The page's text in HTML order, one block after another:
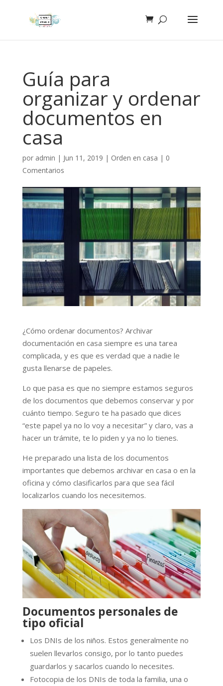
Guía para
organizar y ordenar
documentos en
casa
por admin | Jun 11, 2019 | Orden en casa | 0
Comentarios
¿Cómo ordenar documentos? Archivar
documentación en casa siempre es una tarea
complicada, y es que es verdad que a nadie le
gusta llenarse de papeles.
Lo que pasa es que no siempre estamos seguros
de los documentos que debemos conservar y por
cuánto tiempo. Seguro te ha pasado que dices
“este papel ya no lo voy a necesitar” y claro, vas a
hacer un trámite, te lo piden y ya no lo tienes.
He preparado una lista de los documentos
importantes que debemos archivar en casa o en la
oficina y cómo clasificarlos para que sea fácil
localizarlos cuando los necesitemos.
Documentos personales de
tipo oficial
Los DNIs de los niños. Estos generalmente no
suelen llevarlos consigo, por lo tanto puedes
guardarlos y sacarlos cuando lo necesites.
Fotocopia de los DNIs de toda la familia, una o